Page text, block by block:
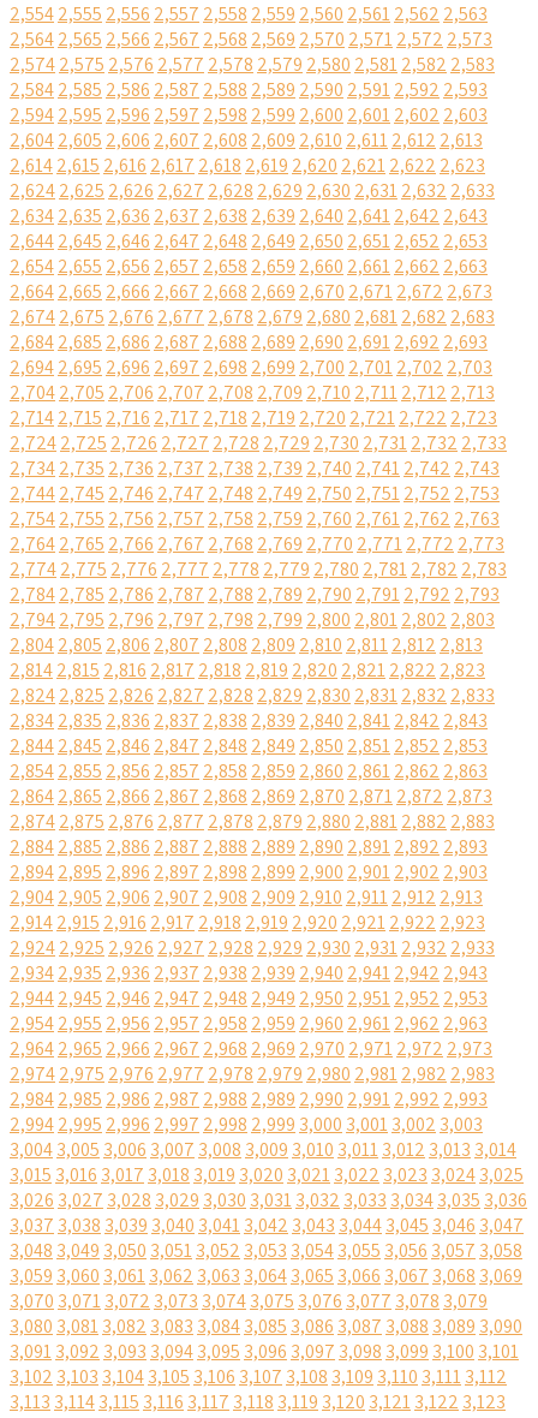
2,5542,555 2,556 2,557 2,558 2,559 2,560 2,5612,562 2,563
2,5642,565 2,566 2,567 2,568 2,569 2,570 2,5712,572 2,573
2,5742,575 2,576 2,577 2,578 2,579 2,580 2,5812,582 2,583
2,5842,585 2,586 2,587 2,588 2,589 2,590 2,5912,592 2,593
2,5942,595 2,596 2,597 2,598 2,599 2,600 2,6012,602 2,603
2,6042,605 2,606 2,607 2,608 2,609 2,610 2,6112,612 2,613
2,6142,615 2,616 2,617 2,618 2,619 2,620 2,6212,622 2,623
2,6242,625 2,626 2,627 2,628 2,629 2,630 2,6312,632 2,633
2,6342,635 2,636 2,637 2,638 2,639 2,640 2,6412,642 2,643
2,6442,645 2,646 2,647 2,648 2,649 2,650 2,6512,652 2,653
2,6542,655 2,656 2,657 2,658 2,659 2,660 2,6612,662 2,663
2,6642,665 2,666 2,667 2,668 2,669 2,670 2,6712,672 2,673
2,6742,675 2,676 2,677 2,678 2,679 2,680 2,6812,682 2,683
2,6842,685 2,686 2,687 2,688 2,689 2,690 2,6912,692 2,693
2,6942,695 2,696 2,697 2,698 2,699 2,700 2,7012,702 2,703
2,7042,705 2,706 2,707 2,708 2,709 2,710 2,7112,712 2,713
2,7142,715 2,716 2,717 2,718 2,719 2,720 2,7212,722 2,723
2,7242,725 2,726 2,727 2,728 2,729 2,730 2,7312,732 2,733
2,7342,735 2,736 2,737 2,738 2,739 2,740 2,7412,742 2,743
2,7442,745 2,746 2,747 2,748 2,749 2,750 2,7512,752 2,753
2,7542,755 2,756 2,757 2,758 2,759 2,760 2,7612,762 2,763
2,7642,765 2,766 2,767 2,768 2,769 2,770 2,7712,772 2,773
2,7742,775 2,776 2,777 2,778 2,779 2,780 2,7812,782 2,783
2,7842,785 2,786 2,787 2,788 2,789 2,790 2,7912,792 2,793
2,7942,795 2,796 2,797 2,798 2,799 2,800 2,8012,802 2,803
2,8042,805 2,806 2,807 2,808 2,809 2,810 2,8112,812 2,813
2,8142,815 2,816 2,817 2,818 2,819 2,820 2,8212,822 2,823
2,8242,825 2,826 2,827 2,828 2,829 2,830 2,8312,832 2,833
2,8342,835 2,836 2,837 2,838 2,839 2,840 2,8412,842 2,843
2,8442,845 2,846 2,847 2,848 2,849 2,850 2,8512,852 2,853
2,8542,855 2,856 2,857 2,858 2,859 2,860 2,8612,862 2,863
2,8642,865 2,866 2,867 2,868 2,869 2,870 2,8712,872 2,873
2,8742,875 2,876 2,877 2,878 2,879 2,880 2,8812,882 2,883
2,8842,885 2,886 2,887 2,888 2,889 2,890 2,8912,892 2,893
2,8942,895 2,896 2,897 2,898 2,899 2,900 2,9012,902 2,903
2,9042,905 2,906 2,907 2,908 2,909 2,910 2,9112,912 2,913
2,9142,915 2,916 2,917 2,918 2,919 2,920 2,9212,922 2,923
2,9242,925 2,926 2,927 2,928 2,929 2,930 2,9312,932 2,933
2,9342,935 2,936 2,937 2,938 2,939 2,940 2,9412,942 2,943
2,9442,945 2,946 2,947 2,948 2,949 2,950 2,9512,952 2,953
2,9542,955 2,956 2,957 2,958 2,959 2,960 2,9612,962 2,963
2,9642,965 2,966 2,967 2,968 2,969 2,970 2,9712,972 2,973
2,9742,975 2,976 2,977 2,978 2,979 2,980 2,9812,982 2,983
2,9842,985 2,986 2,987 2,988 2,989 2,990 2,9912,992 2,993
2,9942,995 2,996 2,997 2,998 2,999 3,000 3,0013,002 3,003
3,0043,005 3,006 3,007 3,008 3,009 3,010 3,0113,012 3,013 3,014
3,015 3,016 3,017 3,018 3,019 3,020 3,0213,022 3,023 3,0243,025
3,026 3,027 3,028 3,029 3,030 3,0313,032 3,033 3,0343,035 3,036
3,037 3,038 3,039 3,040 3,0413,042 3,043 3,0443,045 3,046 3,047
3,048 3,049 3,050 3,0513,052 3,053 3,0543,055 3,056 3,057 3,058
3,059 3,060 3,0613,062 3,063 3,0643,065 3,066 3,067 3,068 3,069
3,070 3,0713,072 3,073 3,0743,075 3,076 3,077 3,078 3,079
3,080 3,0813,082 3,083 3,0843,085 3,086 3,087 3,088 3,089 3,090
3,0913,092 3,093 3,0943,095 3,096 3,097 3,098 3,099 3,100 3,101
3,102 3,103 3,1043,105 3,106 3,107 3,108 3,109 3,110 3,1113,112
3,113 3,1143,115 3,116 3,117 3,118 3,119 3,120 3,1213,122 3,123